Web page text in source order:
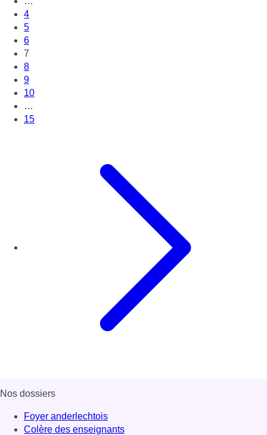
4
5
6
7
8
9
10
…
15
Nos dossiers
Foyer anderlechtois
Colère des enseignants